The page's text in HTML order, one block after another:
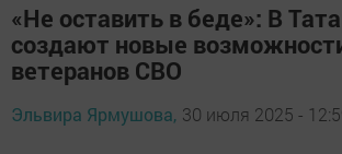
«Не оставить в беде»: В
создают новые
ветеранов СВО
Эльвира Ярмушова, 30 июля 2025 -